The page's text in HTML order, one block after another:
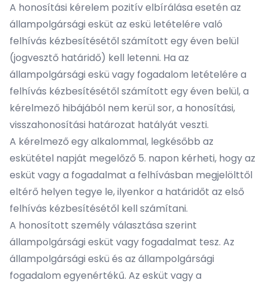
A honosítási kérelem pozitív elbírálása esetén az
állampolgársági esküt az eskü letételére való
felhívás kézbesítésétől számított egy éven belül
(jogvesztő határidő) kell letenni. Ha az
állampolgársági eskü vagy fogadalom letételére a
felhívás kézbesítésétől számított egy éven belül, a
kérelmező hibájából nem kerül sor, a honosítási,
visszahonosítási határozat hatályát veszti.
A kérelmező egy alkalommal, legkésőbb az
eskütétel napját megelőző 5. napon kérheti, hogy az
esküt vagy a fogadalmat a felhívásban megjelölttől
eltérő helyen tegye le, ilyenkor a határidőt az első
felhívás kézbesítésétől kell számítani.
A honosított személy választása szerint
állampolgársági esküt vagy fogadalmat tesz. Az
állampolgársági eskü és az állampolgársági
fogadalom egyenértékű. Az esküt vagy a